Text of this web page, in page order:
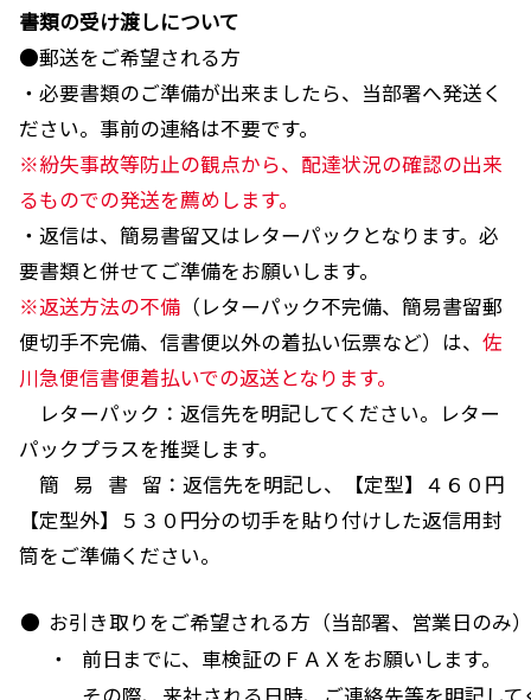
書類の受け渡しについて
●郵送をご希望される方
・必要書類のご準備が出来ましたら、当部署へ発送く
ださい。事前の連絡は不要です。
※紛失事故等防止の観点から、配達状況の確認の出来
るものでの発送を薦めします。
・返信は、簡易書留又はレターパックとなります。必
要書類と併せてご準備をお願いします。
※返送方法の不備 （レターパック不完備、簡易書留郵
便切手不完備、信書便以外の着払い伝票など）は、 佐
川急便信書便着払いでの返送となります。
レターパック：返信先を明記してください。レター
パックプラスを推奨します。
簡 易 書 留：返信先を明記し、【定型】４６０円
【定型外】５３０円分の切手を貼り付けした返信用封
筒をご準備ください。
● お引き取りをご希望される方（当部署、営業日のみ）
・
前日までに、車検証のＦＡＸをお願いします。